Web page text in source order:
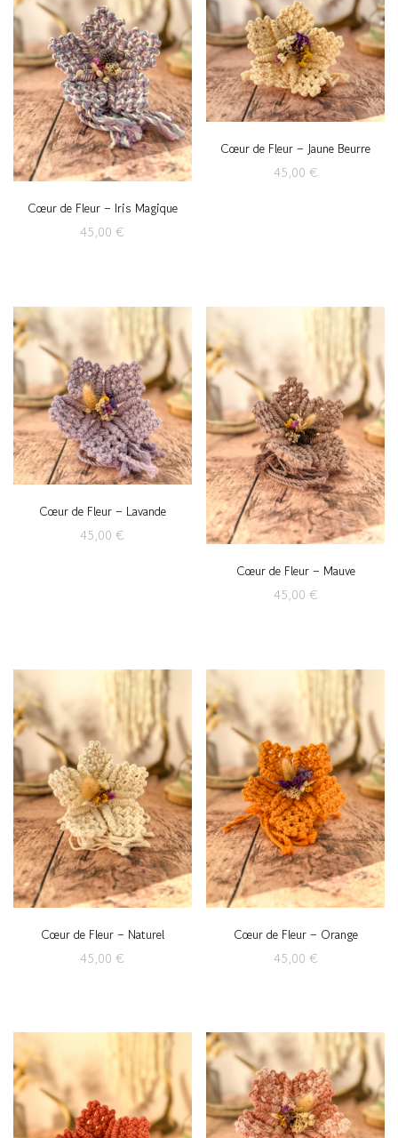
Cœur de Fleur – Iris Magique
45,00€
Cœur de Fleur – Jaune Beurre
45,00 €
Cœur de Fleur – Lavande
45,00€
Cœur de Fleur – Mauve
45,00 €
Cœur de Fleur – Naturel
45,00€
Cœur de Fleur – Orange
45,00 €